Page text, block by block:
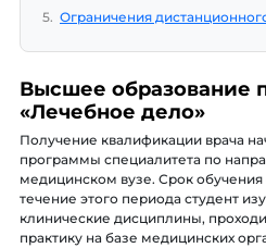
5. Ограничения
Высшее образование
«Лечебное дело»
Получение квалификации врача
программы специалитета по
медицинском вузе. Срок обучения
течение этого периода студент
клинические дисциплины,
практику на базе медицинских